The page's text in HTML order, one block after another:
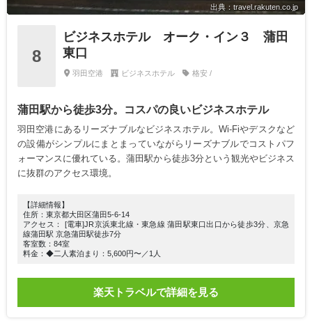
出典：travel.rakuten.co.jp
8
ビジネスホテル オーク・イン３ 蒲田
東口
羽田空港 ビジネスホテル 格安 /
蒲田駅から徒歩3分。コスパの良いビジネスホテル
羽田空港にあるリーズナブルなビジネスホテル。Wi-Fiやデスクなど
の設備がシンプルにまとまっていながらリーズナブルでコストパフ
ォーマンスに優れている。蒲田駅から徒歩3分という観光やビジネス
に抜群のアクセス環境。
【詳細情報】
住所：東京都大田区蒲田5-6-14
アクセス： [電車]JR京浜東北線・東急線 蒲田駅東口出口から徒歩3分、京急
線蒲田駅 京急蒲田駅徒歩7分
客室数：84室
料金：◆二人素泊まり：5,600円〜／1人
楽天トラベルで詳細を見る